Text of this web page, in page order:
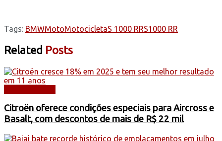
Tags: BMWMotoMotocicletaS 1000 RRS1000 RR
Related Posts
Citroën oferece condições especiais para Aircross e
Basalt, com descontos de mais de R$ 22 mil